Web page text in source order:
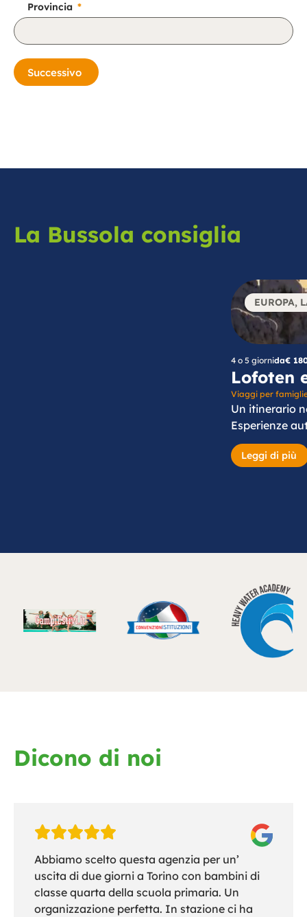
Provincia
Successivo
v
La Bussola consiglia
EUROPA,
4 o 5 giornida€
Lofoten
Viaggi per
Un itinerario
Esperienze
Leggi di più
Dicono di noi
Abbiamo scelto questa agenzia per un’
uscita di due giorni a Torino con bambini di
classe quarta della scuola primaria. Un
organizzazione perfetta. In stazione ci ha